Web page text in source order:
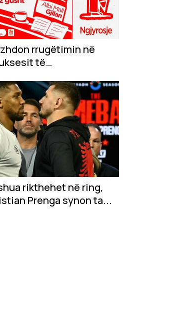
rrugëtimin në
të
rikthehet në ring,
Prenga synon ta...